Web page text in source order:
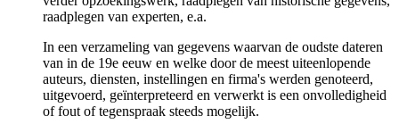
raadplegen van experten, e.a.
In een verzameling van gegevens waarvan de oudste dateren
van in de 19e eeuw en welke door de meest uiteenlopende
auteurs, diensten, instellingen en firma's werden genoteerd,
uitgevoerd, geïnterpreteerd en verwerkt is een onvolledigheid
of fout of tegenspraak steeds mogelijk.